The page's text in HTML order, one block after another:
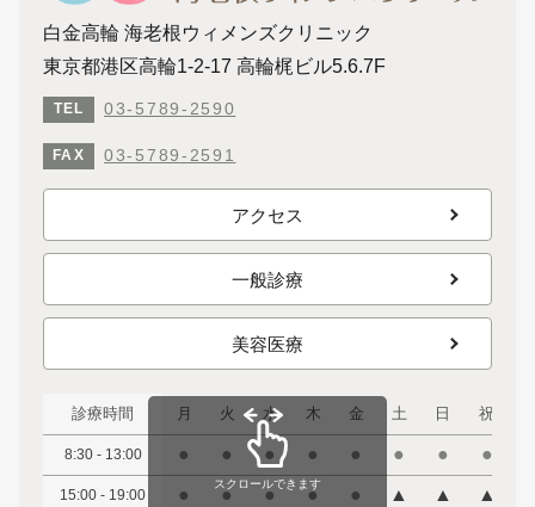
白金高輪 海老根ウィメンズクリニック
東京都港区高輪1-2-17 高輪梶ビル5.6.7F
TEL 03-5789-2590
FAX 03-5789-2591
アクセス
一般診療
美容医療
診療時間 月 火 水 木 金 土 日 祝
8:30 - 13:00 ● ● ● ● ● ● ● ●
15:00 - 19:00 ● ● ● ● ● ▲ ▲ ▲
スクロールできます